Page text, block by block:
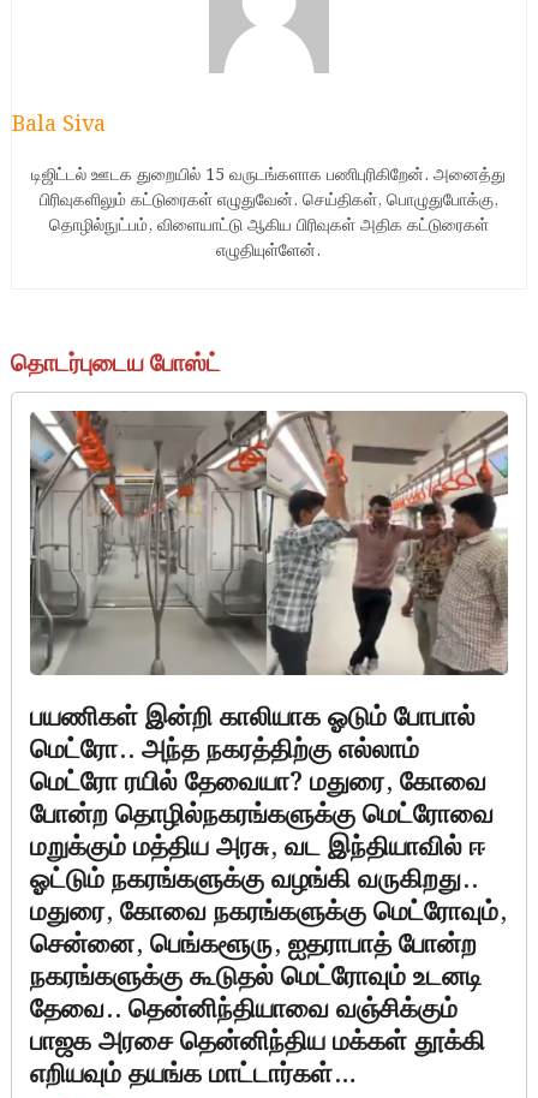
Bala Siva
டிஜிட்டல் ஊடக துறையில் 15 வருடங்களாக பணிபுரிகிறேன். அனைத்து
பிரிவுகளிலும் கட்டுரைகள் எழுதுவேன். செய்திகள், பொழுதுபோக்கு,
தொழில்நுட்பம், விளையாட்டு ஆகிய பிரிவுகள் அதிக கட்டுரைகள்
எழுதியுள்ளேன்.
தொடர்புடைய போஸ்ட்
பயணிகள் இன்றி காலியாக ஓடும் போபால்
மெட்ரோ.. அந்த நகரத்திற்கு எல்லாம்
மெட்ரோ ரயில் தேவையா? மதுரை, கோவை
போன்ற தொழில்நகரங்களுக்கு மெட்ரோவை
மறுக்கும் மத்திய அரசு, வட இந்தியாவில் ஈ
ஓட்டும் நகரங்களுக்கு வழங்கி வருகிறது..
மதுரை, கோவை நகரங்களுக்கு மெட்ரோவும்,
சென்னை, பெங்களூரு, ஐதராபாத் போன்ற
நகரங்களுக்கு கூடுதல் மெட்ரோவும் உடனடி
தேவை.. தென்னிந்தியாவை வஞ்சிக்கும்
பாஜக அரசை தென்னிந்திய மக்கள் தூக்கி
எறியவும் தயங்க மாட்டார்கள்…